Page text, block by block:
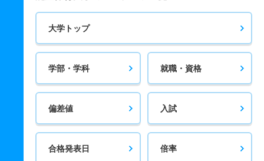
大学トップ
学部・学科 就職・資格
偏差値 入試
合格発表日 倍率